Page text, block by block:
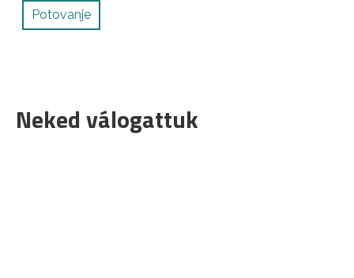
Potovanje
Neked válogattuk